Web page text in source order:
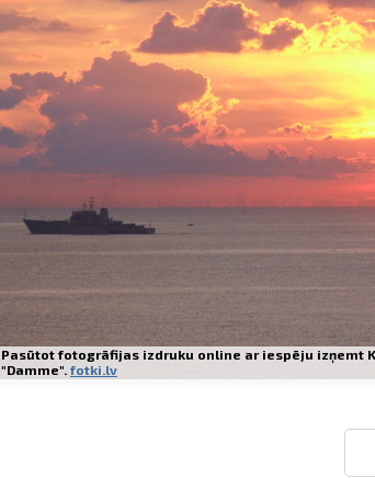
Izdrukas 1h laikā Rīgā –
Dažādi formāti un
Pasūtot fotogrāfijas izdruku online ar iespēju izņemt
"Damme". fotki.lv